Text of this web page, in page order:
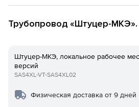
Трубопровод «Штуцер-
Штуцер-МКЭ, локальное рабочее
версий
SAS4XL-VT-SAS4XL02
Физическая доставка от 9 дней